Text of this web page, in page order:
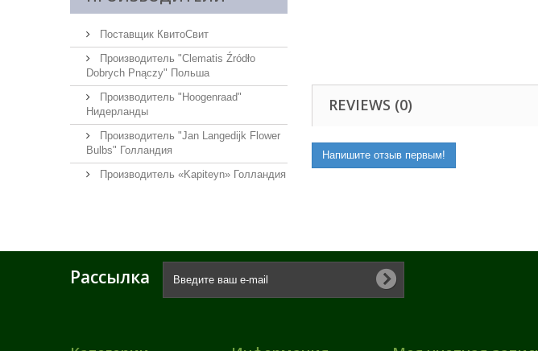
Поставщик КвитоСвит
Производитель "Clematis Źródło
Dobrych Pnączy" Польша
Производитель "Hoogenraad"
Нидерланды
Производитель "Jan Langedijk Flower
Bulbs" Голландия
Производитель «Kapiteyn» Голландия
REVIEWS (0)
Напишите отзыв первым!
Рассылка